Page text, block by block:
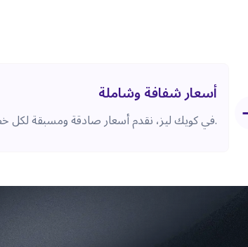
أسعار شفافة وشاملة
في كويك ليز، نقدم أسعار صادقة ومسبقة لكل خطة تأجير سيارات رخيصة في دبي، دون أي تكاليف خفية.